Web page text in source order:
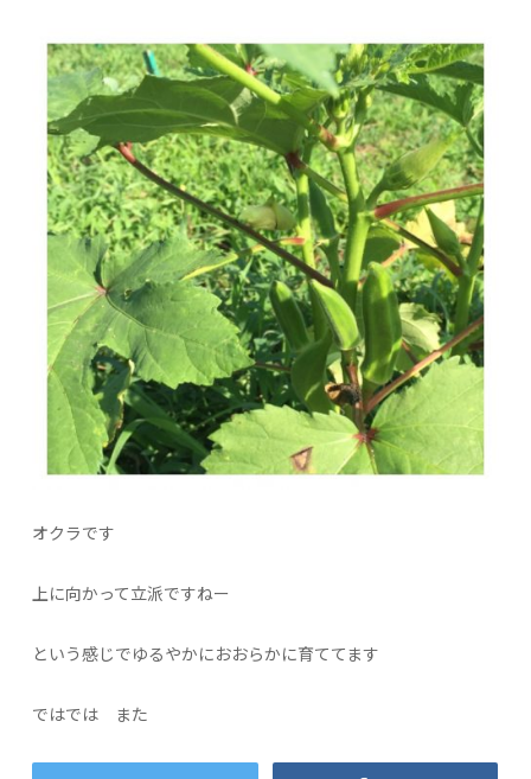
オクラです
上に向かって立派ですねー
という感じでゆるやかにおおらかに育ててます
ではでは また